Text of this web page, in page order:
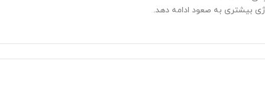
بیشتری به صعود ادامه دهد.